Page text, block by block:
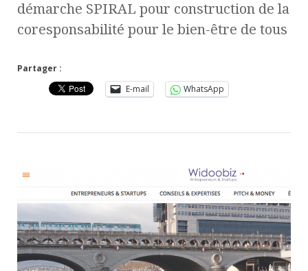
démarche SPIRAL pour construction de la
coresponsabilité pour le bien-être de tous
Partager :
E-mail
WhatsApp